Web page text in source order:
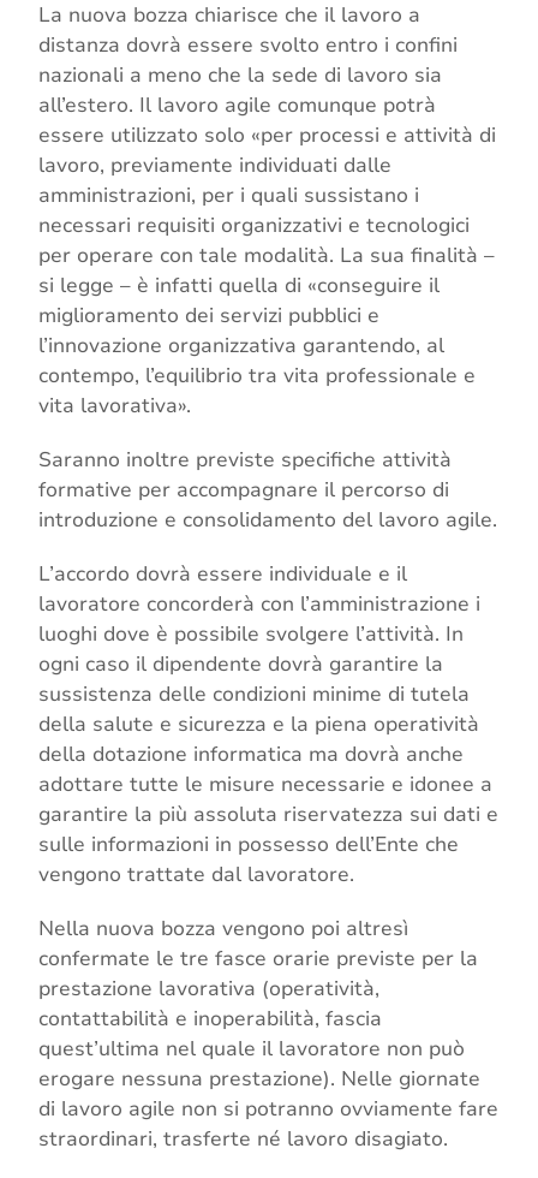
La nuova bozza chiarisce che il lavoro a
distanza dovrà essere svolto entro i confini
nazionali a meno che la sede di lavoro sia
all’estero. Il lavoro agile comunque potrà
essere utilizzato solo «per processi e attività di
lavoro, previamente individuati dalle
amministrazioni, per i quali sussistano i
necessari requisiti organizzativi e tecnologici
per operare con tale modalità. La sua finalità –
si legge – è infatti quella di «conseguire il
miglioramento dei servizi pubblici e
l’innovazione organizzativa garantendo, al
contempo, l’equilibrio tra vita professionale e
vita lavorativa».
Saranno inoltre previste specifiche attività
formative per accompagnare il percorso di
introduzione e consolidamento del lavoro agile.
L’accordo dovrà essere individuale e il
lavoratore concorderà con l’amministrazione i
luoghi dove è possibile svolgere l’attività. In
ogni caso il dipendente dovrà garantire la
sussistenza delle condizioni minime di tutela
della salute e sicurezza e la piena operatività
della dotazione informatica ma dovrà anche
adottare tutte le misure necessarie e idonee a
garantire la più assoluta riservatezza sui dati e
sulle informazioni in possesso dell’Ente che
vengono trattate dal lavoratore.
Nella nuova bozza vengono poi altresì
confermate le tre fasce orarie previste per la
prestazione lavorativa (operatività,
contattabilità e inoperabilità, fascia
quest’ultima nel quale il lavoratore non può
erogare nessuna prestazione). Nelle giornate
di lavoro agile non si potranno ovviamente fare
straordinari, trasferte né lavoro disagiato.